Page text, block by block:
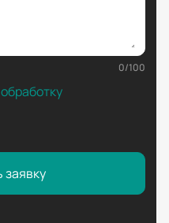
0/100
обработку
заявку